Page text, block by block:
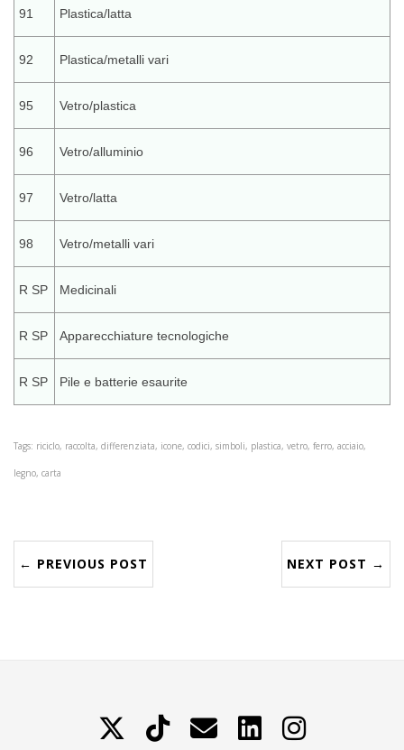
91 Plastica/latta
92 Plastica/metalli vari
95 Vetro/plastica
96 Vetro/alluminio
97 Vetro/latta
98 Vetro/metalli vari
R SP Medicinali
R SP Apparecchiature tecnologiche
R SP Pile e batterie esaurite
Tags: riciclo, raccolta, differenziata, icone, codici, simboli, plastica, vetro, ferro, acciaio,
legno, carta
← PREVIOUS POST NEXT POST →
TikTok Contattami LinkedIn